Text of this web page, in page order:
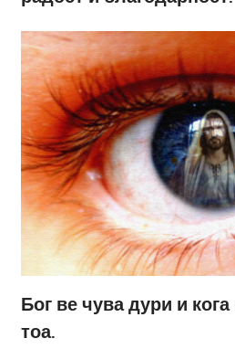
Бог ве чува дури и
тоа.